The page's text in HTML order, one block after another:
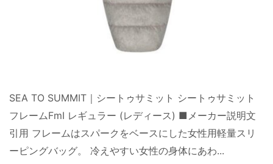
SEA TO SUMMIT｜シートゥサミット シートゥサミット
フレームFmI レギュラー (レディース) ■メーカー説明文
引用 フレームはスパークをベースにした女性用軽量スリ
ーピングバッグ。 冷えやすい女性の身体にあわ...